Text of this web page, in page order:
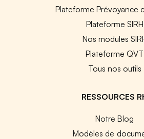
Plateforme Prévoyance
Plateforme SIRH
Nos modules
Plateforme QVT
Tous nos outils
RESSOURCES
Notre Blog
Modèles de